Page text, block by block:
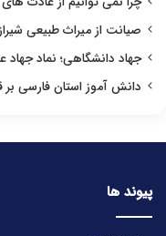
صیانت از میراث طبیعی
جهاد دانشگاهی؛ نماد جهاد
دانش آموز استان فارسی
پیوند ها